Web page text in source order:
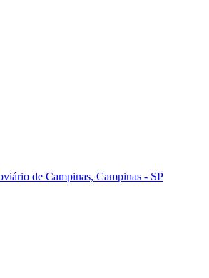
de Campinas, Campinas - SP